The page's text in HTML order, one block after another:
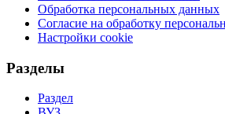
Обработка персональных данных
Согласие на обработку
Настройки cookie
Разделы
Раздел